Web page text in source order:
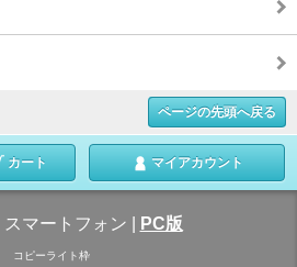
ページの先頭へ戻る
カート マイアカウント
スマートフォン PC版
コピーライト枠